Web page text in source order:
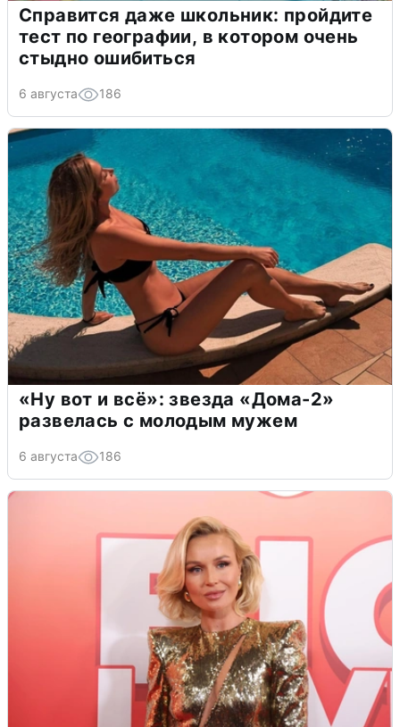
Справится даже школьник: пройдите
тест по географии, в котором очень
стыдно ошибиться
6 августа 186
«Ну вот и всё»: звезда «Дома-2»
развелась с молодым мужем
6 августа 186